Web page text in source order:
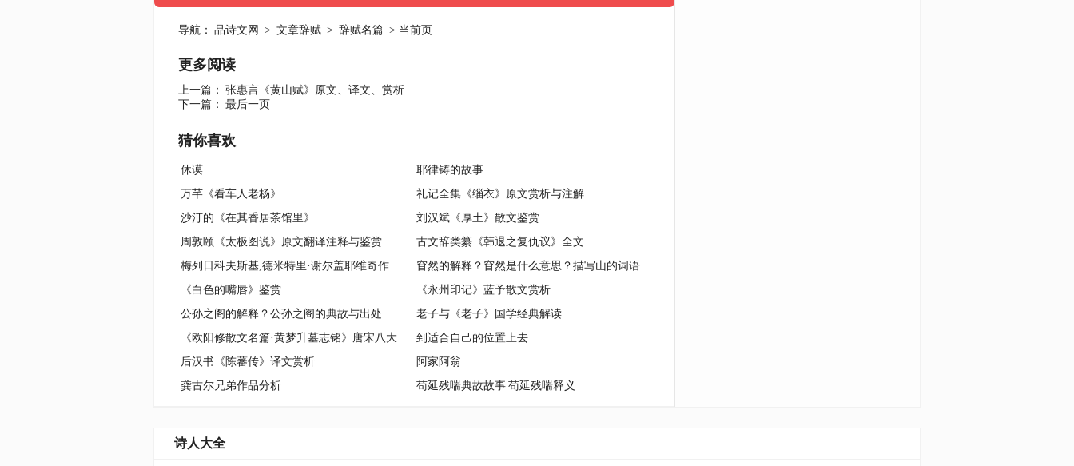
导航： 品诗文网 > 文章辞赋 > 辞赋名篇 > 当前页
更多阅读
上一篇： 张惠言《黄山赋》原文、译文、赏析
下一篇： 最后一页
猜你喜欢
休谟
耶律铸的故事
万芊《看车人老杨》
礼记全集《缁衣》原文赏析与注解
沙汀的《在其香居茶馆里》
刘汉斌《厚土》散文鉴赏
周敦颐《太极图说》原文翻译注释与鉴赏
古文辞类纂《韩退之复仇议》全文
梅列日科夫斯基,德米特里·谢尔盖耶维奇作品分析
窅然的解释？窅然是什么意思？描写山的词语
《白色的嘴唇》鉴赏
《永州印记》蓝予散文赏析
公孙之阁的解释？公孙之阁的典故与出处
老子与《老子》国学经典解读
《欧阳修散文名篇·黄梦升墓志铭》唐宋八大家名作鉴赏
到适合自己的位置上去
后汉书《陈蕃传》译文赏析
阿家阿翁
龚古尔兄弟作品分析
苟延残喘典故故事|苟延残喘释义
诗人大全